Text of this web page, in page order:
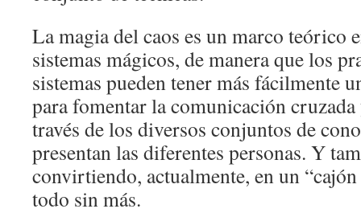
La magia del caos es un marco teórico
sistemas mágicos, de manera que los
sistemas pueden tener más fácilmente
para fomentar la comunicación
través de los diversos conjuntos de
presentan las diferentes personas. Y
convirtiendo, actualmente, en un “cajón
todo sin más.